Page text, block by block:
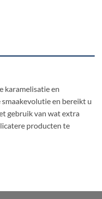
karamelisatie en
en bereikt u
gebruik van wat extra
producten te